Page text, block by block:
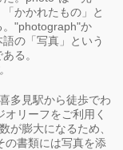
かかれたもの」と
。"photograph"か
の「写真」という
る。
多見駅から徒歩でわ
リーフをご利用く
が膨大になるため、
の書類には写真を添